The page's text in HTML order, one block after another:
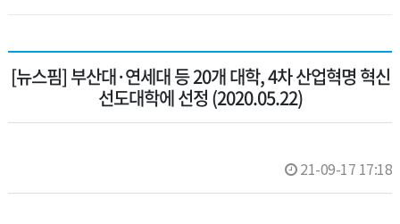
[뉴스핌] 부산대·연세대 등 20개 대학, 4차 산업혁명 혁신
선도대학에 선정 (2020.05.22)
21-09-17 17:18